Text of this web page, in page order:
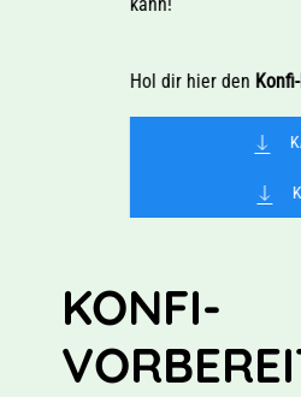
Hol dir hier den Konfi-Kalender
KONFI-